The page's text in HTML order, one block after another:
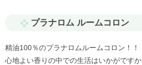
プラナロム ルームコロン
精油100％のプラナロムルームコロン！！
心地よい香りの中での生活はいかがですか